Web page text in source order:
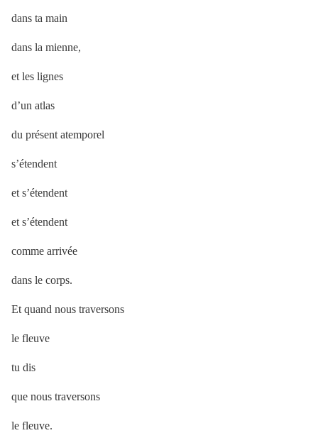
dans ta main
dans la mienne,
et les lignes
d’un atlas
du présent atemporel
s’étendent
et s’étendent
et s’étendent
comme arrivée
dans le corps.
Et quand nous traversons
le fleuve
tu dis
que nous traversons
le fleuve.